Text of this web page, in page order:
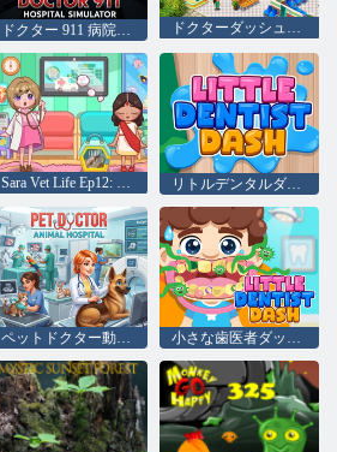
ドクター 911 病院シミュレーター ドクターダッシュ病院ゲーム
Sara Vet Life Ep12: カメレオン リトルデンタルダッシュ
ペットドクター動物病院の冒険 小さな歯医者ダッシュ